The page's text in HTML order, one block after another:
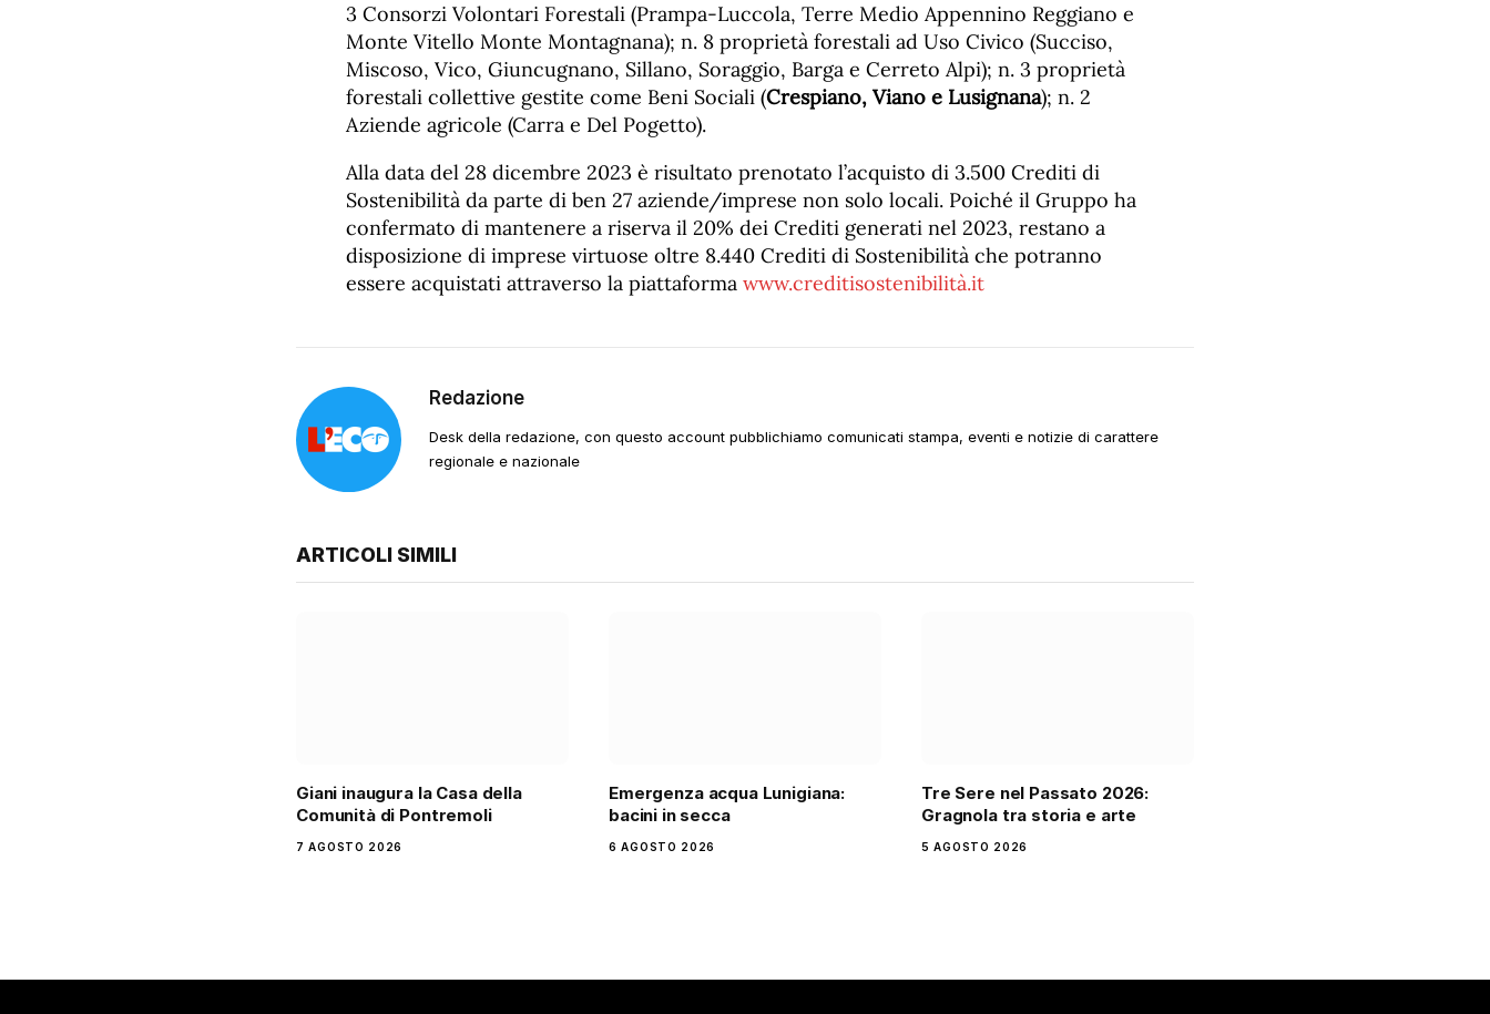
3 Consorzi Volontari Forestali (Prampa-Luccola, Terre Medio Appennino Reggiano e
Monte Vitello Monte Montagnana); n. 8 proprietà forestali ad Uso Civico (Succiso,
Miscoso, Vico, Giuncugnano, Sillano, Soraggio, Barga e Cerreto Alpi); n. 3 proprietà
forestali collettive gestite come Beni Sociali (Crespiano, Viano e Lusignana); n. 2
Aziende agricole (Carra e Del Pogetto).
Alla data del 28 dicembre 2023 è risultato prenotato l’acquisto di 3.500 Crediti di
Sostenibilità da parte di ben 27 aziende/imprese non solo locali. Poiché il Gruppo ha
confermato di mantenere a riserva il 20% dei Crediti generati nel 2023, restano a
disposizione di imprese virtuose oltre 8.440 Crediti di Sostenibilità che potranno
essere acquistati attraverso la piattaforma www.creditisostenibilità.it
Redazione
Desk della redazione, con questo account pubblichiamo comunicati stampa, eventi e notizie di carattere
regionale e nazionale
ARTICOLI SIMILI
Giani inaugura la Casa della
Comunità di Pontremoli
7 AGOSTO 2026
Emergenza acqua Lunigiana:
bacini in secca
6 AGOSTO 2026
Tre Sere nel Passato 2026:
Gragnola tra storia e arte
5 AGOSTO 2026